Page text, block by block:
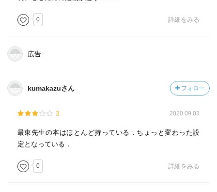
0 詳細をみる
広告
kumakazuさん フォロー
3 2020.09.03
最東先生の本はほとんど持っている．ちょっと変わった設
定となっている．
0 詳細をみる